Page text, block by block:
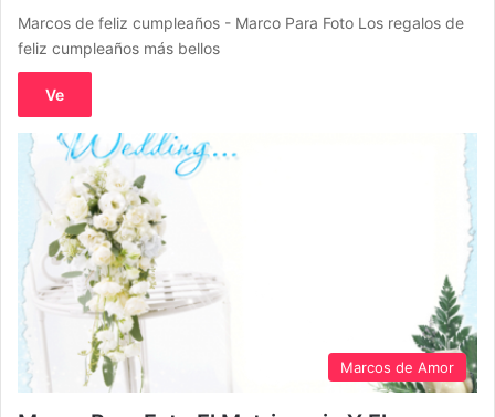
Marcos de feliz cumpleaños - Marco Para Foto Los regalos de
feliz cumpleaños más bellos
Ve
Marcos de Amor